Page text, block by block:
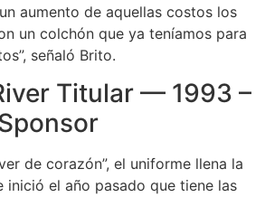
aumento de aquellas costos los
un colchón que ya teníamos para
señaló Brito.
Titular — 1993 –
de corazón”, el uniforme llena la
inició el año pasado que tiene las